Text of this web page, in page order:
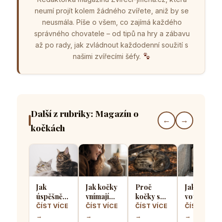
neumí projít kolem žádného zvířete, aniž by se
neusmála. Píše o všem, co zajímá každého
správného chovatele – od tipů na hry a zábavu
až po rady, jak zvládnout každodenní soužití s
našimi zvířecími šéfy.
Další z rubriky: Magazín o
kočkách
← →
Jak
úspěšně
seznámit
dvě kočky
ČÍST VÍCE
→
Jak kočky
vnímají
lidský
smích a
ČÍST VÍCE
→
Proč
kočky spí
stočené
do
ČÍST VÍCE
→
Jak kočičí
vousky
pomáhají
určit zda
ČÍST VÍCE
→